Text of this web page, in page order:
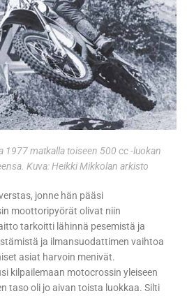
1977 matkalla toiseen 500 cc -luokan
Kuva: Heikki Mikkolan arkisto
jonne hän pääsi
moottoripyörät olivat niin
tarkoitti lähinnä pesemistä ja
ja ilmansuodattimen vaihtoa
asiat harvoin menivät.
kilpailemaan motocrossin yleiseen
taso oli jo aivan toista luokkaa. Silti